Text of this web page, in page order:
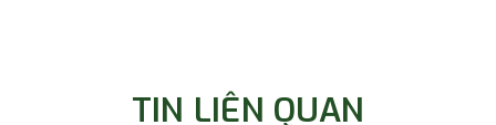
TIN LIÊN QUAN